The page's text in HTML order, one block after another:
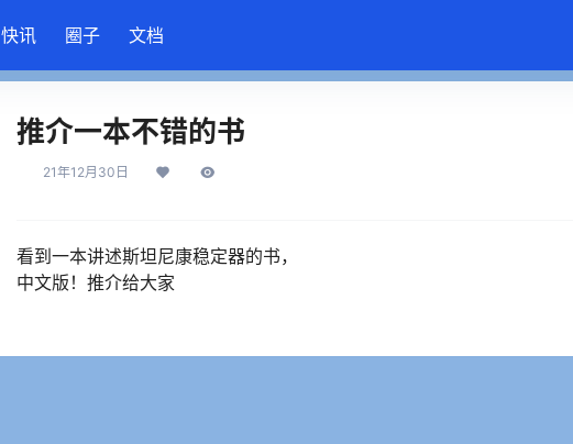
快讯 圈子 文档
推介一本不错的书
21年12月30日
看到一本讲述斯坦尼康稳定器的书，
中文版！推介给大家